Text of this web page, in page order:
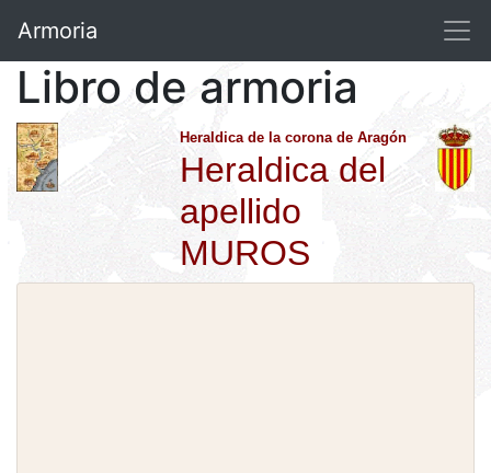
Armoria
Libro de armoria
Heraldica de la corona de Aragón
Heraldica del
apellido
MUROS